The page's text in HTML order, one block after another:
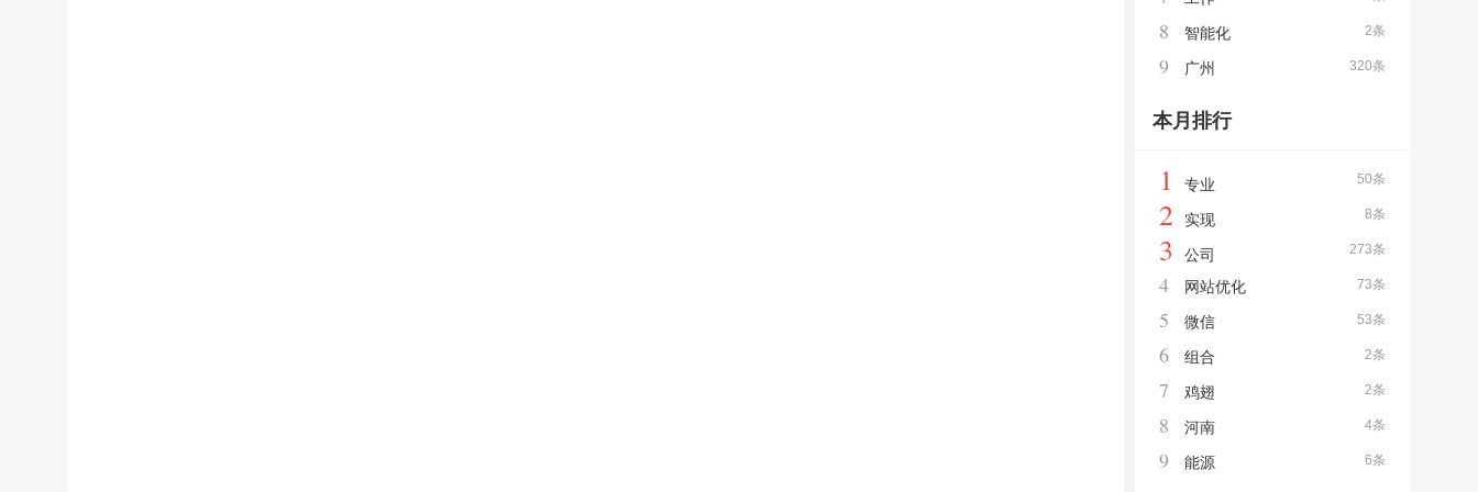
2条
8 智能化
320条
9 广州
本月排行
50条
1 专业
8条
2 实现
273条
3 公司
73条
4 网站优化
53条
5 微信
2条
6 组合
2条
7 鸡翅
4条
8 河南
6条
9 能源